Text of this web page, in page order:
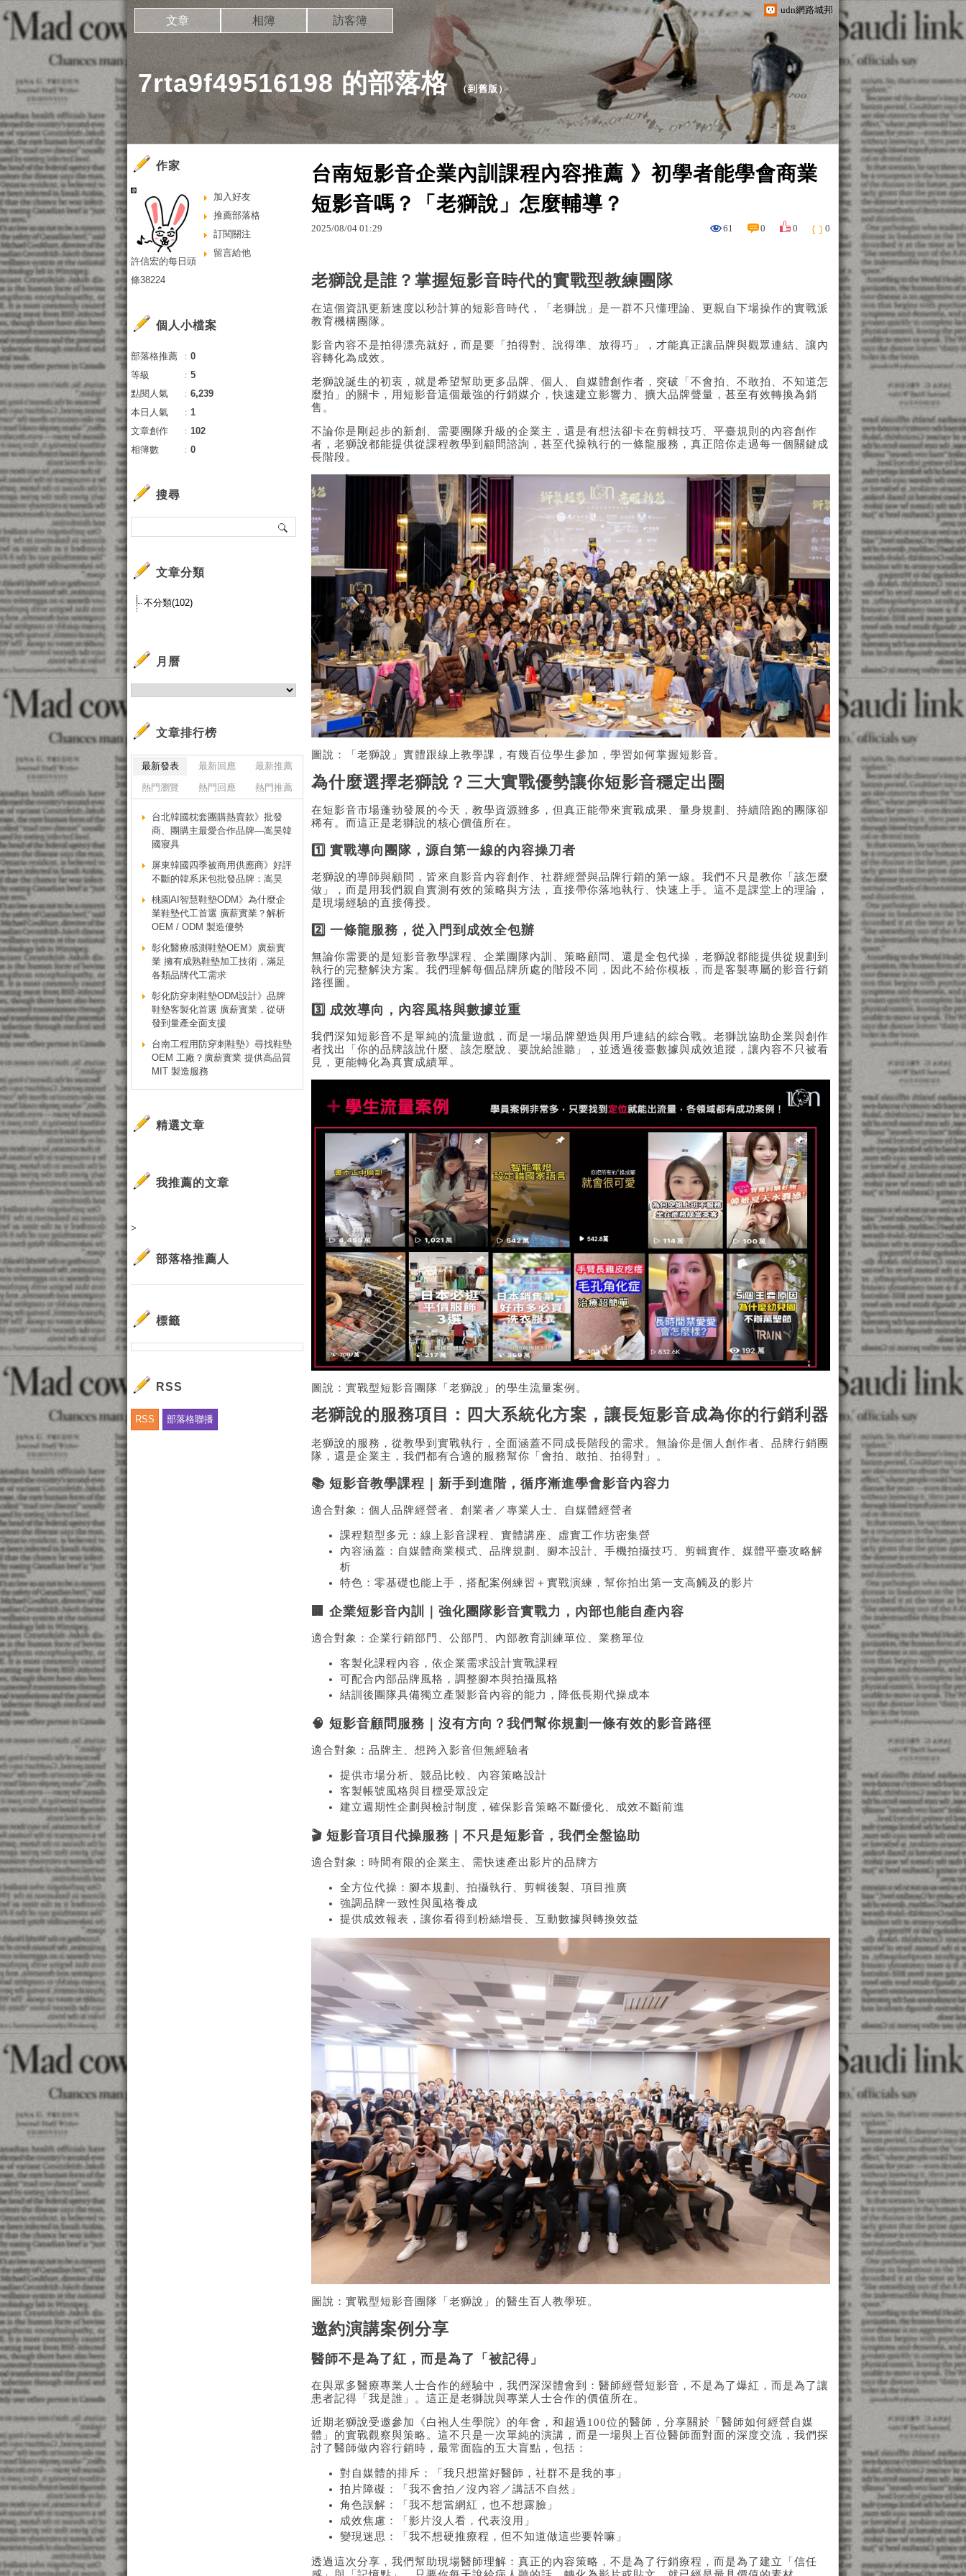
udn網路城邦
7rta9f49516198 的部落格 （到舊版 ）
文章 相簿 訪客簿
台南短影音企業內訓課程內容推薦 》初學者能學會商業
短影音嗎？「老獅說」怎麼輔導？
2025/08/04 01:29 61 0 0 0
老獅說是誰？掌握短影音時代的實戰型教練團隊
在這個資訊更新速度以秒計算的短影音時代，「老獅說」是一群不只懂理論、更親自下場操作的實戰派
教育機構團隊。
影音內容不是拍得漂亮就好，而是要「拍得對、說得準、放得巧」，才能真正讓品牌與觀眾連結、讓內
容轉化為成效。
老獅說誕生的初衷，就是希望幫助更多品牌、個人、自媒體創作者，突破「不會拍、不敢拍、不知道怎
麼拍」的關卡，用短影音這個最強的行銷媒介，快速建立影響力、擴大品牌聲量，甚至有效轉換為銷
售。
不論你是剛起步的新創、需要團隊升級的企業主，還是有想法卻卡在剪輯技巧、平臺規則的內容創作
者，老獅說都能提供從課程教學到顧問諮詢，甚至代操執行的一條龍服務，真正陪你走過每一個關鍵成
長階段。
圖說：「老獅說」實體跟線上教學課，有幾百位學生參加，學習如何掌握短影音。
為什麼選擇老獅說？三大實戰優勢讓你短影音穩定出圈
在短影音市場蓬勃發展的今天，教學資源雖多，但真正能帶來實戰成果、量身規劃、持續陪跑的團隊卻
稀有。而這正是老獅說的核心價值所在。
1️⃣ 實戰導向團隊，源自第一線的內容操刀者
老獅說的導師與顧問，皆來自影音內容創作、社群經營與品牌行銷的第一線。我們不只是教你「該怎麼
做」，而是用我們親自實測有效的策略與方法，直接帶你落地執行、快速上手。這不是課堂上的理論，
是現場經驗的直接傳授。
2️⃣ 一條龍服務，從入門到成效全包辦
無論你需要的是短影音教學課程、企業團隊內訓、策略顧問、還是全包代操，老獅說都能提供從規劃到
執行的完整解決方案。我們理解每個品牌所處的階段不同，因此不給你模板，而是客製專屬的影音行銷
路徑圖。
3️⃣ 成效導向，內容風格與數據並重
我們深知短影音不是單純的流量遊戲，而是一場品牌塑造與用戶連結的綜合戰。老獅說協助企業與創作
者找出「你的品牌該說什麼、該怎麼說、要說給誰聽」，並透過後臺數據與成效追蹤，讓內容不只被看
見，更能轉化為真實成績單。
圖說：實戰型短影音團隊「老獅說」的學生流量案例。
老獅說的服務項目：四大系統化方案，讓長短影音成為你的行銷利器
老獅說的服務，從教學到實戰執行，全面涵蓋不同成長階段的需求。無論你是個人創作者、品牌行銷團
隊，還是企業主，我們都有合適的服務幫你「會拍、敢拍、拍得對」。
📚 短影音教學課程｜新手到進階，循序漸進學會影音內容力
適合對象：個人品牌經營者、創業者／專業人士、自媒體經營者
課程類型多元：線上影音課程、實體講座、虛實工作坊密集營
內容涵蓋：自媒體商業模式、品牌規劃、腳本設計、手機拍攝技巧、剪輯實作、媒體平臺攻略解
析
特色：零基礎也能上手，搭配案例練習＋實戰演練，幫你拍出第一支高觸及的影片
🏢 企業短影音內訓｜強化團隊影音實戰力，內部也能自產內容
適合對象：企業行銷部門、公部門、內部教育訓練單位、業務單位
客製化課程內容，依企業需求設計實戰課程
可配合內部品牌風格，調整腳本與拍攝風格
結訓後團隊具備獨立產製影音內容的能力，降低長期代操成本
🧠 短影音顧問服務｜沒有方向？我們幫你規劃一條有效的影音路徑
適合對象：品牌主、想跨入影音但無經驗者
提供市場分析、競品比較、內容策略設計
客製帳號風格與目標受眾設定
建立週期性企劃與檢討制度，確保影音策略不斷優化、成效不斷前進
🎬 短影音項目代操服務｜不只是短影音，我們全盤協助
適合對象：時間有限的企業主、需快速產出影片的品牌方
全方位代操：腳本規劃、拍攝執行、剪輯後製、項目推廣
強調品牌一致性與風格養成
提供成效報表，讓你看得到粉絲增長、互動數據與轉換效益
圖說：實戰型短影音團隊「老獅說」的醫生百人教學班。
邀約演講案例分享
醫師不是為了紅，而是為了「被記得」
在與眾多醫療專業人士合作的經驗中，我們深深體會到：醫師經營短影音，不是為了爆紅，而是為了讓
患者記得「我是誰」。這正是老獅說與專業人士合作的價值所在。
近期老獅說受邀參加《白袍人生學院》的年會，和超過100位的醫師，分享關於「醫師如何經營自媒
體」的實戰觀察與策略。這不只是一次單純的演講，而是一場與上百位醫師面對面的深度交流，我們探
討了醫師做內容行銷時，最常面臨的五大盲點，包括：
對自媒體的排斥：「我只想當好醫師，社群不是我的事」
拍片障礙：「我不會拍／沒內容／講話不自然」
角色誤解：「我不想當網紅，也不想露臉」
成效焦慮：「影片沒人看，代表沒用」
變現迷思：「我不想硬推療程，但不知道做這些要幹嘛」
透過這次分享，我們幫助現場醫師理解：真正的內容策略，不是為了行銷療程，而是為了建立「信任
作家
加入好友
推薦部落格
訂閱關注
留言給他
許信宏的每日頭
條38224
個人小檔案
部落格推薦 ： 0
等級
： 5
點閱人氣
： 6,239
本日人氣
： 1
文章創作
： 102
相簿數
： 0
搜尋
文章分類
不分類(102)
月曆
文章排行榜
最新發表 最新回應
最新推薦
熱門瀏覽
熱門回應 熱門推薦
台北韓國枕套團購熱賣款》批發
商、團購主最愛合作品牌—嵩昊韓
國寢具
屏東韓國四季被商用供應商》好評
不斷的韓系床包批發品牌：嵩昊
桃園AI智慧鞋墊ODM》為什麼企
業鞋墊代工首選 廣薪實業？解析
OEM / ODM 製造優勢
彰化醫療感測鞋墊OEM》廣薪實
業 擁有成熟鞋墊加工技術，滿足
各類品牌代工需求
彰化防穿刺鞋墊ODM設計》品牌
鞋墊客製化首選 廣薪實業，從研
發到量產全面支援
台南工程用防穿刺鞋墊》尋找鞋墊
OEM 工廠？廣薪實業 提供高品質
MIT 製造服務
精選文章
我推薦的文章
>
部落格推薦人
標籤
RSS
RSS 部落格聯播